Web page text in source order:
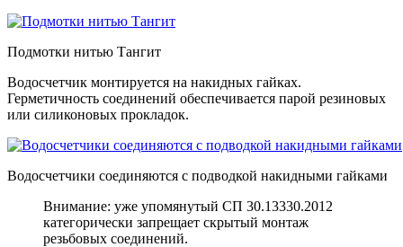
Подмотки нитью Тангит
Водосчетчик монтируется на накидных гайках.
Герметичность соединений обеспечивается парой резиновых
или силиконовых прокладок.
Водосчетчики соединяются с подводкой накидными гайками
Внимание: уже упомянутый СП 30.13330.2012
категорически запрещает скрытый монтаж
резьбовых соединений.